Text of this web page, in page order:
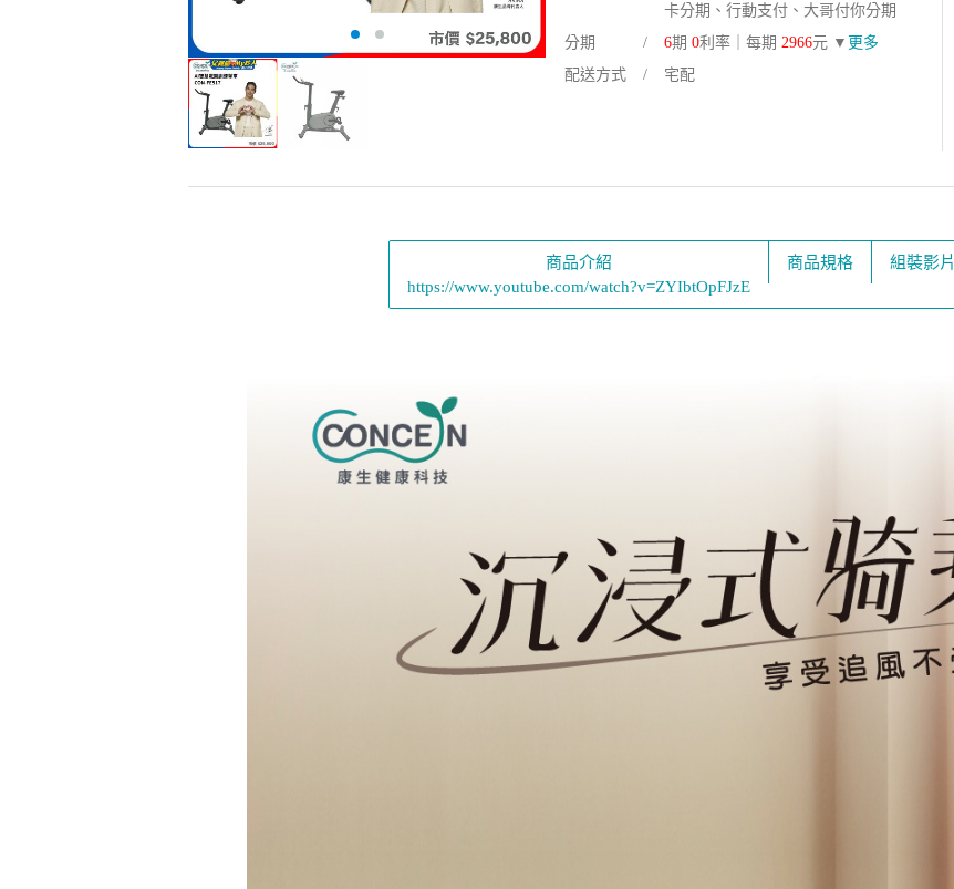
卡分期、行動支付、大哥付你分期
分期
6期0利率｜每期 2966元 ▼ 更多
配送方式
宅配
商品介紹
https://www.youtube.com/watch?v=ZYIbtOpFJzE
商品規格 組裝影片